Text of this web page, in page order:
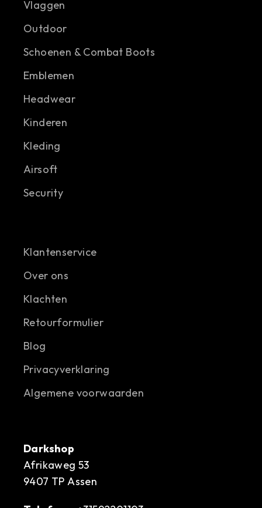
Vlaggen
Outdoor
Schoenen & Combat Boots
Emblemen
Headwear
Kinderen
Kleding
Airsoft
Security
Klantenservice
Over ons
Klachten
Retourformulier
Blog
Privacyverklaring
Algemene voorwaarden
Darkshop
Afrikaweg 53
9407 TP Assen